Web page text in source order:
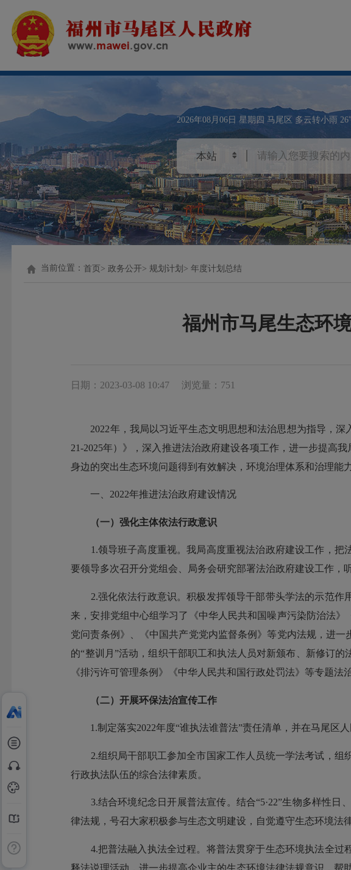
2026年08月06日 星期四 马尾区 多云转小雨
当前位置：首页 政务公开 规划计划 年度计划总结
福州市马尾生态环
日期：2023-03-08 10:47 浏览量：751
2022年，我局以习近平生态文明思想和法治思想为指导，深
21-2025年）》，深入推进法治政府建设各项工作，进一步提高
身边的突出生态环境问题得到有效解决，环境治理体系和治理能
一、2022年推进法治政府建设情况
（一）强化主体依法行政意识
1.领导班子高度重视。我局高度重视法治政府建设工作，把
要领导多次召开分党组会、局务会研究部署法治政府建设工作，
2.强化依法行政意识。积极发挥领导干部带头学法的示范作
来，安排党组中心组学习了《中华人民共和国噪声污染防治法
党问责条例》、《中国共产党党内监督条例》等党内法规，进
的“整训月”活动，组织干部职工和执法人员对新颁布、新修订
《排污许可管理条例》《中华人民共和国行政处罚法》等专题法
（二）开展环保法治宣传工作
1.制定落实2022年度“谁执法谁普法”责任清单，并在马尾区人
2.组织局干部职工参加全市国家工作人员统一学法考试，组
行政执法队伍的综合法律素质。
3.结合环境纪念日开展普法宣传。结合“5·22”生物多样性日
律法规，号召大家积极参与生态文明建设，自觉遵守生态环境法
4.把普法融入执法全过程。将普法贯穿于生态环境执法全过
释法说理活动，进一步提高企业主的生态环境法律法规意识，帮